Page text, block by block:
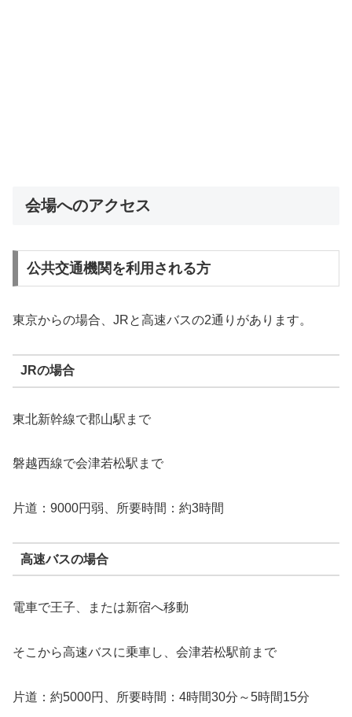
会場へのアクセス
公共交通機関を利用される方
東京からの場合、JRと高速バスの2通りがあります。
JRの場合
東北新幹線で郡山駅まで
磐越西線で会津若松駅まで
片道：9000円弱、所要時間：約3時間
高速バスの場合
電車で王子、または新宿へ移動
そこから高速バスに乗車し、会津若松駅前まで
片道：約5000円、所要時間：4時間30分～5時間15分